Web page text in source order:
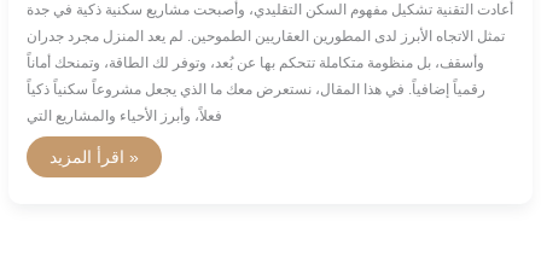
أعادت التقنية تشكيل مفهوم السكن التقليدي، وأصبحت مشاريع سكنية ذكية في جدة
تمثل الاتجاه الأبرز لدى المطورين العقاريين الطموحين. لم يعد المنزل مجرد جدران
وأسقف، بل منظومة متكاملة تتحكم بها عن بُعد، وتوفر لك الطاقة، وتمنحك أماناً
رقمياً إضافياً. في هذا المقال، نستعرض معك ما الذي يجعل مشروعاً سكنياً ذكياً
فعلاً، وأبرز الأحياء والمشاريع التي
الاصطناعي
بالفخامة
العربية
اقرأ المزيد »